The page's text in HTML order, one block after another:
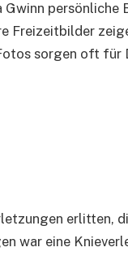
persönliche
Freizeitbilder
sorgen oft für
erlitten,
war eine